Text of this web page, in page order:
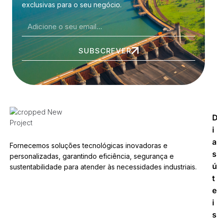
exclusivas para o seu negócio.
SUBSCREVER
Fornecemos soluções tecnológicas inovadoras e
personalizadas, garantindo eficiência, segurança e
sustentabilidade para atender às necessidades industriais.
i
a
s
ú
t
e
i
s